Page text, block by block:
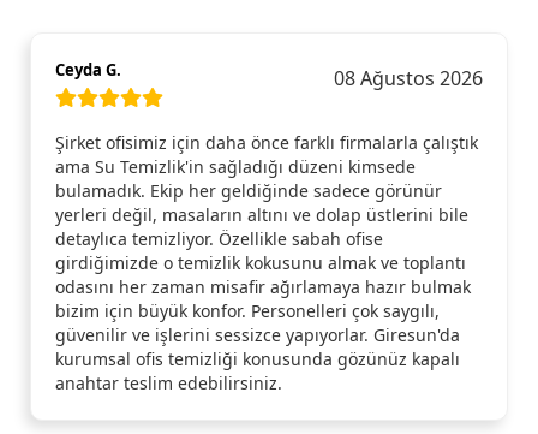
Ceyda G. 08 Ağustos 2026
Şirket ofisimiz için daha önce farklı firmalarla çalıştık
ama Su Temizlik'in sağladığı düzeni kimsede
bulamadık. Ekip her geldiğinde sadece görünür
yerleri değil, masaların altını ve dolap üstlerini bile
detaylıca temizliyor. Özellikle sabah ofise
girdiğimizde o temizlik kokusunu almak ve toplantı
odasını her zaman misafir ağırlamaya hazır bulmak
bizim için büyük konfor. Personelleri çok saygılı,
güvenilir ve işlerini sessizce yapıyorlar. Giresun'da
kurumsal ofis temizliği konusunda gözünüz kapalı
anahtar teslim edebilirsiniz.